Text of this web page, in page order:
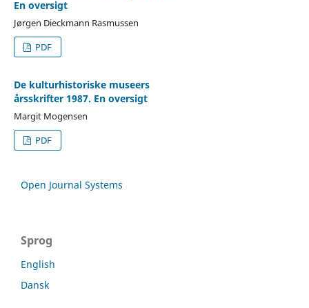
En oversigt
Jørgen Dieckmann Rasmussen
PDF
De kulturhistoriske museers
årsskrifter 1987. En oversigt
Margit Mogensen
PDF
Open Journal Systems
Sprog
English
Dansk